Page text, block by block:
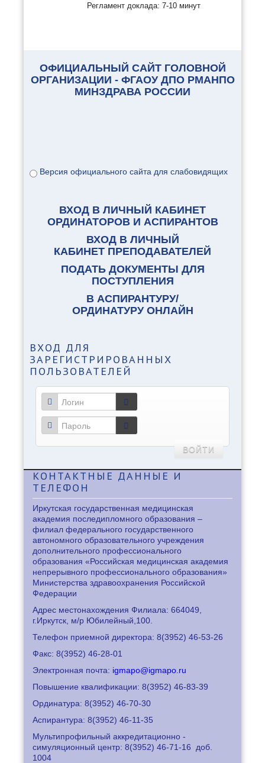
Регламент доклада: 7-10 минут
ОФИЦИАЛЬНЫЙ САЙТ ГОЛОВНОЙ
ОРГАНИЗАЦИИ - ФГАОУ ДПО РМАНПО
МИНЗДРАВА РОССИИ
Версия официального сайта для слабовидящих
ВХОД В ЛИЧНЫЙ КАБИНЕТ
ОРДИНАТОРОВ И АСПИРАНТОВ
ВХОД В ЛИЧНЫЙ
КАБИНЕТ ПРЕПОДАВАТЕЛЕЙ
ПОДАТЬ ДОКУМЕНТЫ ДЛЯ
ПОСТУПЛЕНИЯ
В АСПИРАНТУРУ/
ОРДИНАТУРУ ОНЛАЙН
ВХОД ДЛЯ
ЗАРЕГИСТРИРОВАННЫХ
ПОЛЬЗОВАТЕЛЕЙ
ВОЙТИ
КОНТАКТНЫЕ ДАННЫЕ И
ТЕЛЕФОН
Иркутская государственная медицинская
академия последипломного образования –
филиал федерального государственного
автономного образовательного учреждения
дополнительного профессионального
образования «Российская медицинская академия
непрерывного профессионального образования»
Министерства здравоохранения Российской
Федерации
Адрес местонахождения Филиала: 664049,
г.Иркутск, м/р Юбилейный,100.
Телефон приемной директора: 8(3952) 46-53-26
Факс: 8(3952) 46-28-01
Электронная почта: igmapo@igmapo.ru
Повышение квалификации: 8(3952) 46-83-39
Ординатура: 8(3952) 46-70-30
Аспирантура: 8(3952) 46-11-35
Мультипрофильный аккредитационно -
симуляционный центр: 8(3952) 46-71-16
доб.
1004